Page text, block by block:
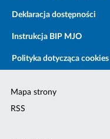
Deklaracja dostępności
Instrukcja BIP MJO
Polityka dotycząca
Mapa strony
RSS